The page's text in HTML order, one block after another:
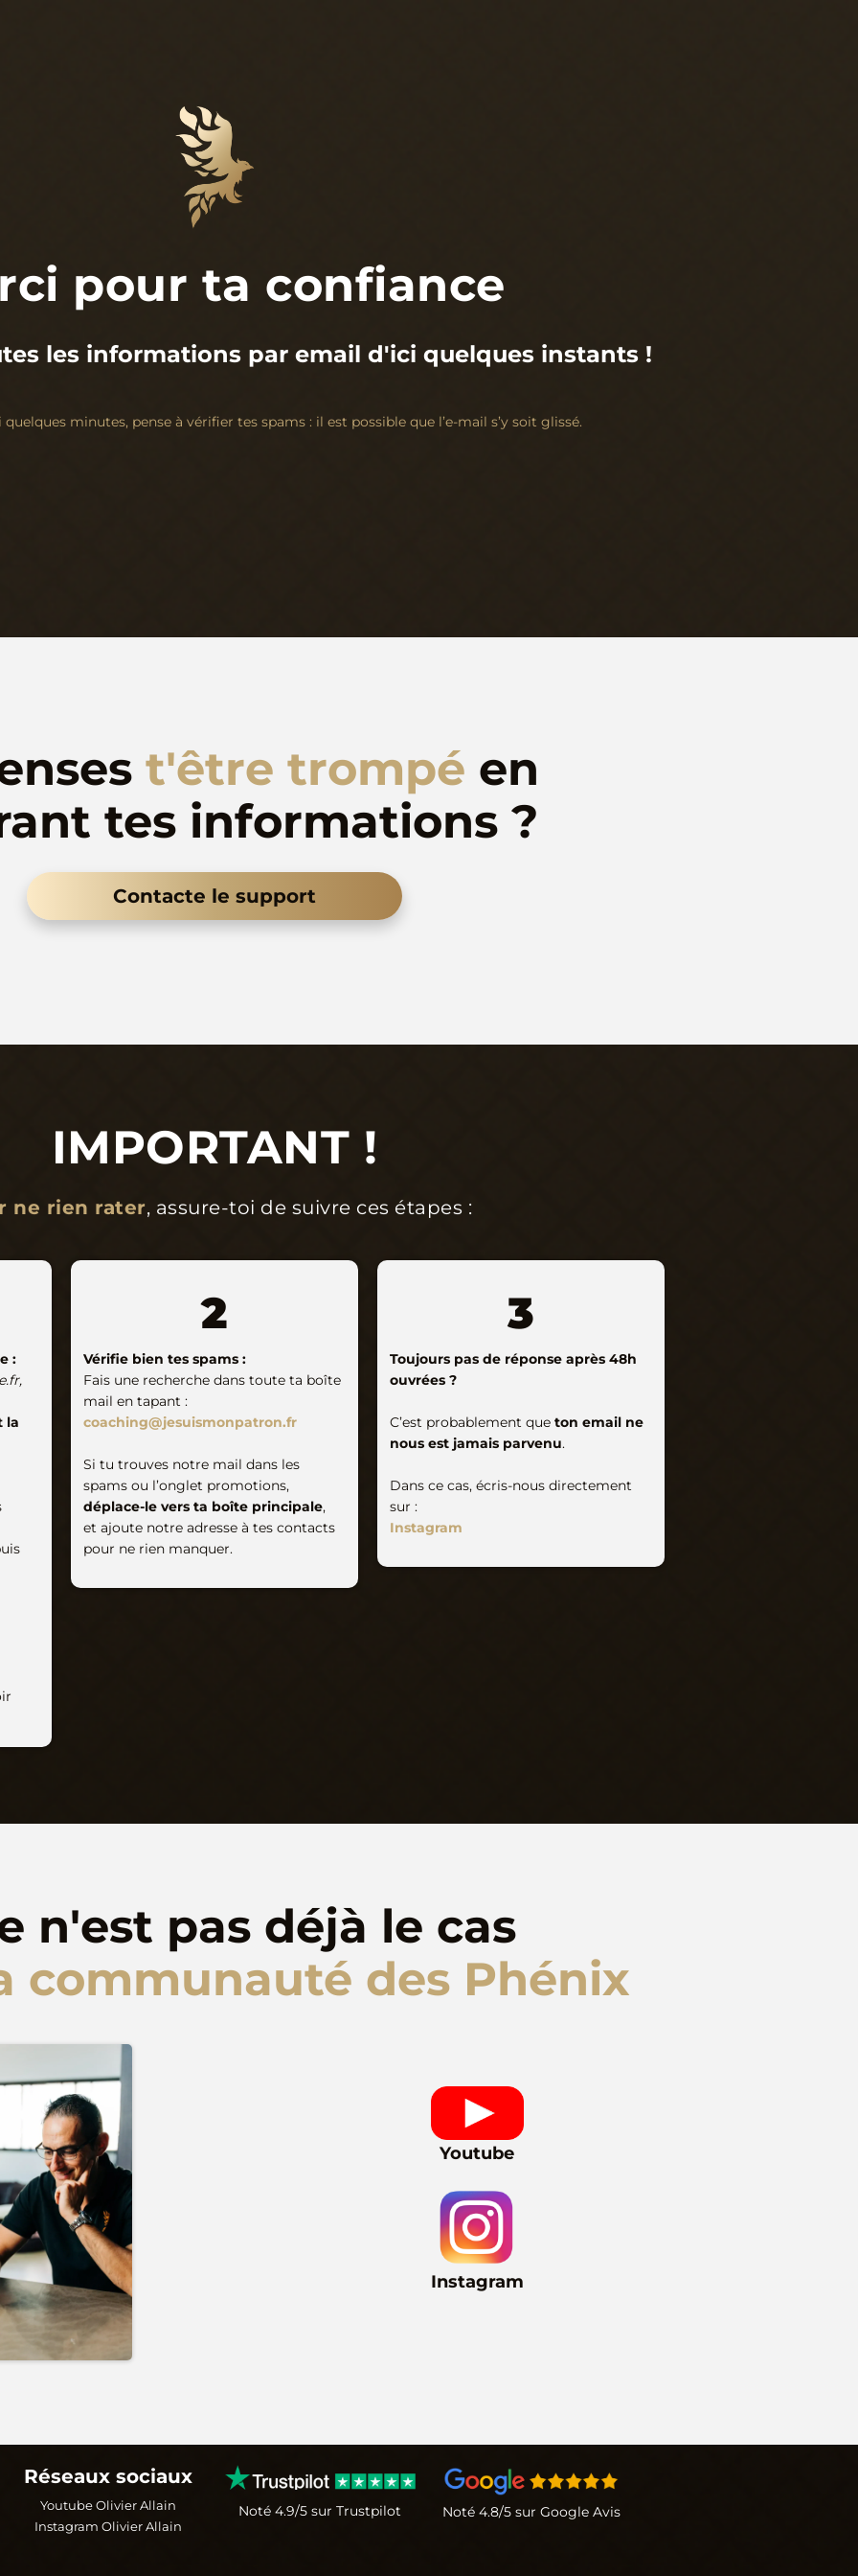
pour ta confiance
les informations par email d'ici quelques instants !
minutes, pense à vérifier tes spams : il est possible que l’e-mail s’y soit glissé.
t'être trompé en
tes informations ?
Contacte le support
IMPORTANT !
ne rien rater, assure-toi de suivre ces étapes :
:
la
2
Vérifie bien tes spams :
Fais une recherche dans toute ta boîte
mail en tapant :
coaching@jesuismonpatron.fr
Si tu trouves notre mail dans les
spams ou l’onglet promotions,
déplace-le vers ta boîte principale,
et ajoute notre adresse à tes contacts
pour ne rien manquer.
3
Toujours pas de réponse après 48h
ouvrées ?
C’est probablement que ton email ne
nous est jamais parvenu.
Dans ce cas, écris-nous directement
sur :
Instagram
n'est pas déjà le cas
communauté des Phénix
Youtube
Instagram
Réseaux sociaux
Youtube Olivier Allain
Instagram Olivier Allain
Noté 4.9/5 sur Trustpilot Noté 4.8/5 sur Google Avis